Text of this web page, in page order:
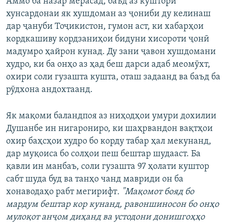
хунсардонаи як хушдоман аз ҷониби ду келинаш
дар ҷануби Тоҷикистон, гумон аст, ки хабарҳои
кордкашиву кордзаниҳои бидуни хисороти ҷонӣ
мадумро ҳайрон кунад. Ду зани ҷавон хушдомани
худро, ки ба онҳо аз ҳад беш дарси адаб меомӯхт,
охири соли гузашта кушта, оташ задаанд ва баъд ба
рӯдхона андохтаанд.
Як мақоми баландпоя аз ниҳодҳои умури дохилии
Душанбе ин нигарониро, ки шаҳрвандон вақтҳои
охир баҳсҳои худро бо корду табар ҳал мекунанд,
дар муқоиса бо солҳои пеш бештар шудааст. Ба
қавли ин манбаъ, соли гузашта 97 ҳолати куштор
сабт шуда буд ва танҳо чанд мавриди он ба
хонаводаҳо рабт мегирифт. "Мақомот бояд бо
мардум бештар кор кунанд, равоншиносон бо онҳо
мулоқот анҷом диҳанд ва устодони донишгоҳҳо